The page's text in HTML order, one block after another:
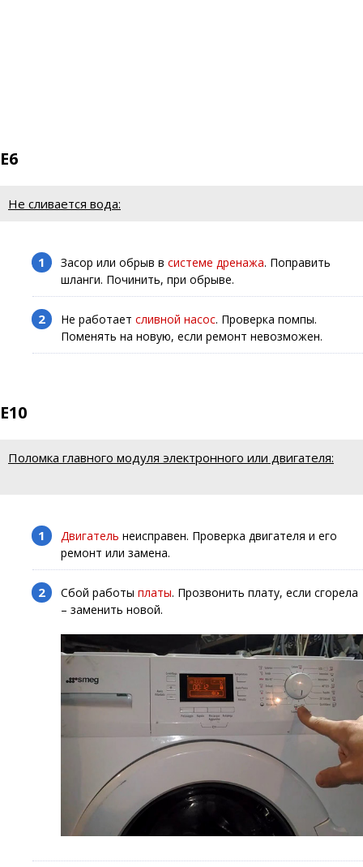
E6
Не сливается вода:
Засор или обрыв в системе дренажа. Поправить
шланги. Починить, при обрыве.
Не работает сливной насос. Проверка помпы.
Поменять на новую, если ремонт невозможен.
E10
Поломка главного модуля электронного или двигателя:
Двигатель неисправен. Проверка двигателя и его
ремонт или замена.
Сбой работы платы. Прозвонить плату, если сгорела
– заменить новой.